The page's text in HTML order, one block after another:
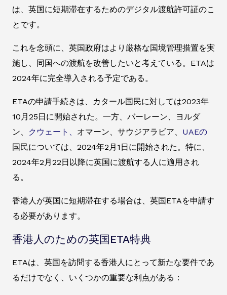
は、英国に短期滞在するためのデジタル渡航許可証のこ
とです。
これを念頭に、英国政府はより厳格な国境管理措置を実
施し、同国への渡航を改善したいと考えている。ETAは
2024年に完全導入される予定である。
ETAの申請手続きは、カタール国民に対しては2023年
10月25日に開始された。一方、バーレーン、ヨルダ
ン、
クウェート、 オマーン、サウジアラビア、 UAEの
国民については、2024年2月1日に開始された。特に、
2024年2月22日以降に英国に渡航する人に適用され
る。
香港人が英国に短期滞在する場合は、英国ETAを申請す
る必要があります。
香港人のための英国ETA特典
ETAは、英国を訪問する香港人にとって新たな要件であ
るだけでなく、いくつかの重要な利点がある：